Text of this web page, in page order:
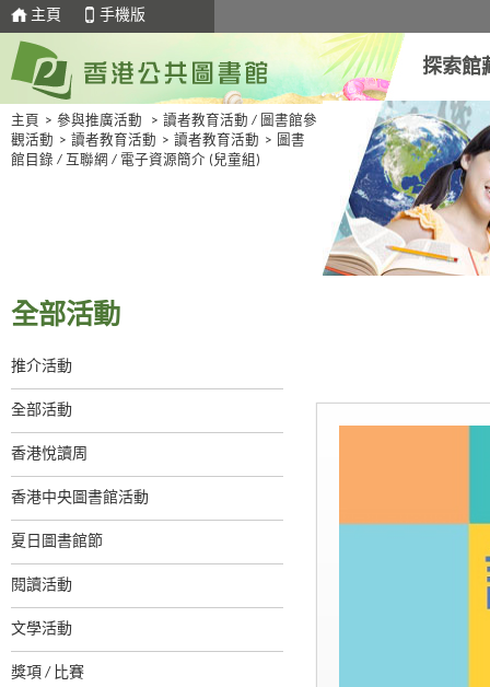
主頁 手機版
探索館
主頁 > 參與推廣活動 > 讀者教育活動 / 圖書館參
觀活動 > 讀者教育活動 > 讀者教育活動 > 圖書
館目錄 / 互聯網 / 電子資源簡介 (兒童組)
全部活動
推介活動
全部活動
香港悅讀周
香港中央圖書館活動
夏日圖書館節
閱讀活動
文學活動
獎項 / 比賽